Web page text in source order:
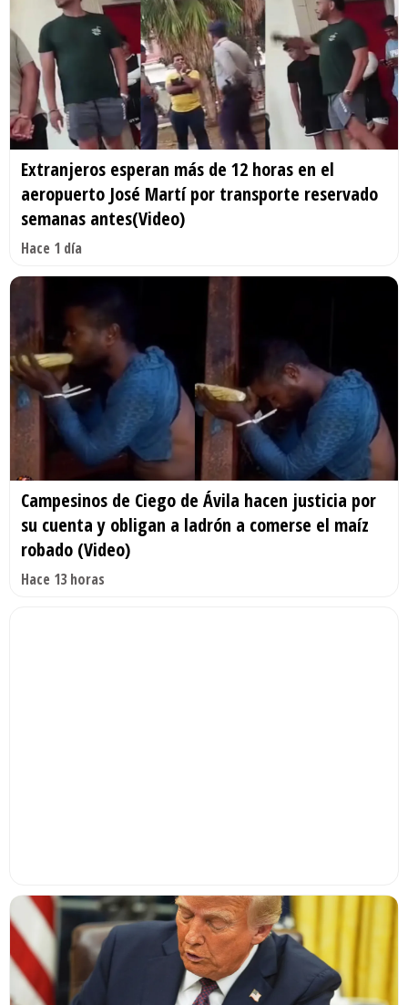
Extranjeros esperan más de 12 horas en el
aeropuerto José Martí por transporte reservado
semanas antes(Video)
Hace 1 día
Campesinos de Ciego de Ávila hacen justicia por
su cuenta y obligan a ladrón a comerse el maíz
robado (Video)
Hace 13 horas